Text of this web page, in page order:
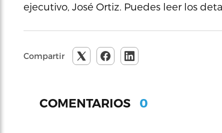
ejecutivo, José Ortiz. Puedes leer los
Compartir
COMENTARIOS 0